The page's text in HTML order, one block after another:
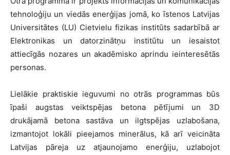
tehnoloģiju un viedās enerģijas jomā, ko īstenos Latvijas
Universitātes (LU) Cietvielu fizikas institūts sadarbībā ar
Elektronikas un datorzinātņu institūtu un iesaistot
attiecīgās nozares un akadēmisko aprindu ieinteresētās
personas.
Lielākie praktiskie ieguvumi no otrās programmas būs
īpaši augstas veiktspējas betona pētījumi un 3D
drukājamā betona sastāva un ilgtspējas uzlabošana,
izmantojot lokāli pieejamos minerālus, kā arī veicināta
Latvijas pāreja uz atjaunojamo enerģiju, uzlabojot